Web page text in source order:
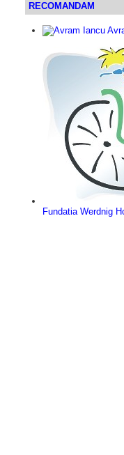
RECOMANDAM
Fundatia Werdnig